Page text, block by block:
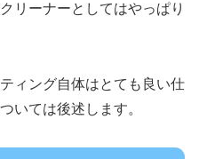
リーナーとしてはやっぱり
ィング自体はとても良い仕
いては後述します。